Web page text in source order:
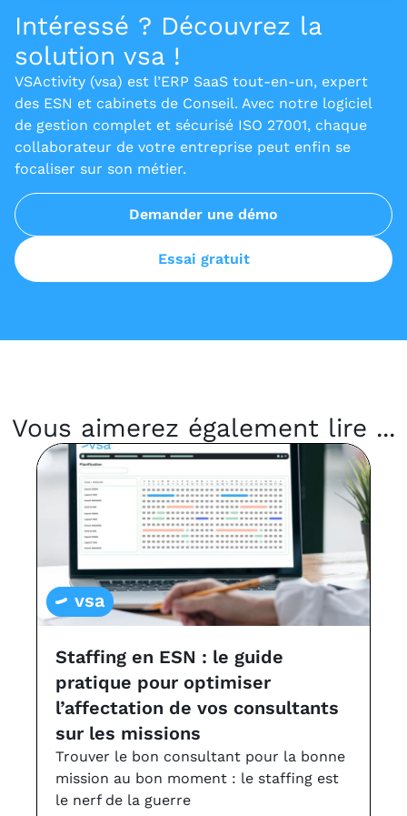
Intéressé ? Découvrez la
solution vsa !
VSActivity (vsa) est l’ERP SaaS tout-en-un, expert
des ESN et cabinets de Conseil. Avec notre logiciel
de gestion complet et sécurisé ISO 27001, chaque
collaborateur de votre entreprise peut enfin se
focaliser sur son métier.
Demander une démo
Essai gratuit
Vous aimerez également lire ...
vsa
Staffing en ESN : le guide
pratique pour optimiser
l’affectation de vos consultants
sur les missions
Trouver le bon consultant pour la bonne
mission au bon moment : le staffing est
le nerf de la guerre